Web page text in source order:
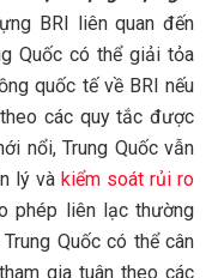
BRI liên quan đến
Quốc có thể giải tỏa
quốc tế về BRI nếu
các quy tắc được
nổi, Trung Quốc vẫn
lý và kiểm soát rủi ro
phép liên lạc thường
Quốc có thể cân
gia tuân theo các